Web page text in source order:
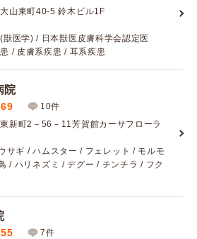
山東町40-5 鈴木ビル1F
獣医学) / 日本獣医皮膚科学会認定医
/ 皮膚系疾患 / 耳系疾患
院
10件
新町2－56－11芳賀館カーサフローラ
サギ / ハムスター / フェレット / モルモ
/ ハリネズミ / デグー / チンチラ / フク
7件